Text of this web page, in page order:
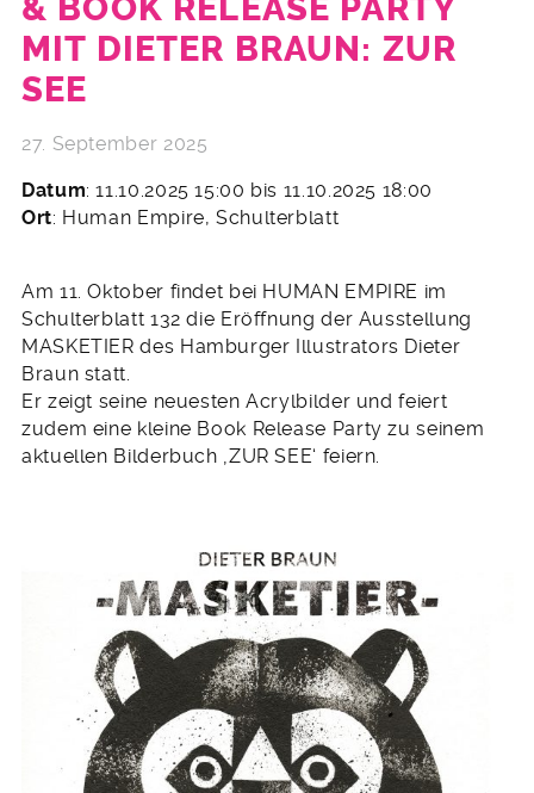
& BOOK RELEASE PARTY
MIT DIETER BRAUN: ZUR
SEE
27. September 2025
Datum: 11.10.2025 15:00 bis 11.10.2025 18:00
Ort: Human Empire, Schulterblatt
Am 11. Oktober findet bei HUMAN EMPIRE im
Schulterblatt 132 die Eröffnung der Ausstellung
MASKETIER des Hamburger Illustrators Dieter
Braun statt.
Er zeigt seine neuesten Acrylbilder und feiert
zudem eine kleine Book Release Party zu seinem
aktuellen Bilderbuch ‚ZUR SEE‘ feiern.